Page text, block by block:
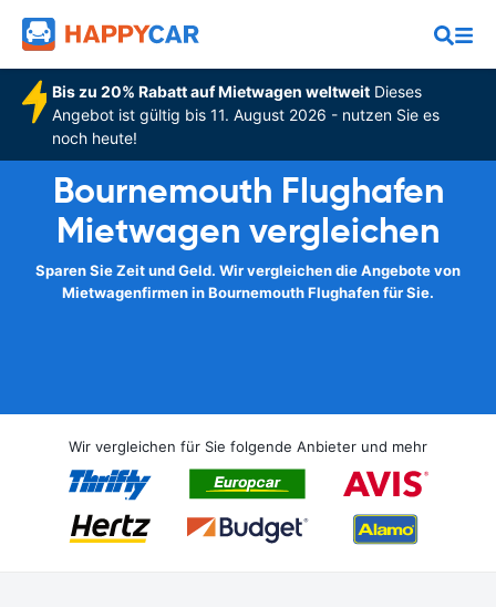
Bis zu 20% Rabatt auf Mietwagen weltweitDieses
Angebot ist gültig bis 11. August 2026 - nutzen Sie es
noch heute!
Bournemouth Flughafen
Mietwagen vergleichen
Sparen Sie Zeit und Geld. Wir vergleichen die Angebote von
Mietwagenfirmen in Bournemouth Flughafen für Sie.
Wir vergleichen für Sie folgende Anbieter und mehr